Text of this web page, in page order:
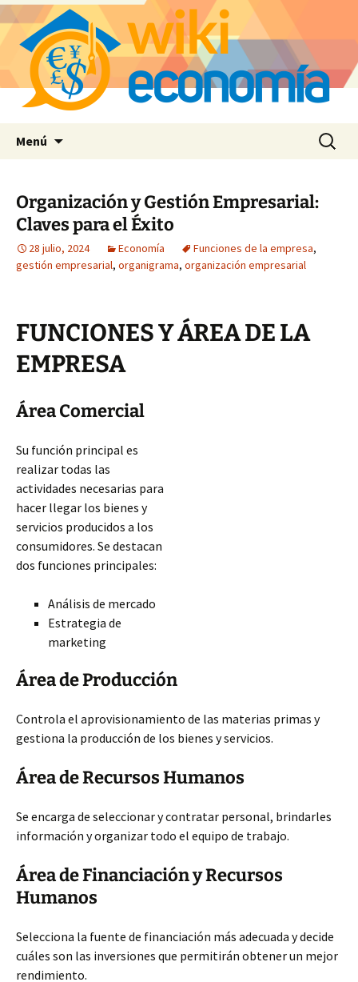
Menú Buscar:
Organización y Gestión Empresarial:
Claves para el Éxito
28 julio, 2024 Economía Funciones de la empresa,
gestión empresarial, organigrama, organización empresarial
FUNCIONES Y ÁREA DE LA
EMPRESA
Área Comercial
Su función principal es
realizar todas las
actividades necesarias para
hacer llegar los bienes y
servicios producidos a los
consumidores. Se destacan
dos funciones principales:
Análisis de mercado
Estrategia de
marketing
Área de Producción
Controla el aprovisionamiento de las materias primas y
gestiona la producción de los bienes y servicios.
Área de Recursos Humanos
Se encarga de seleccionar y contratar personal, brindarles
información y organizar todo el equipo de trabajo.
Área de Financiación y Recursos
Humanos
Selecciona la fuente de financiación más adecuada y decide
cuáles son las inversiones que permitirán obtener un mejor
rendimiento.